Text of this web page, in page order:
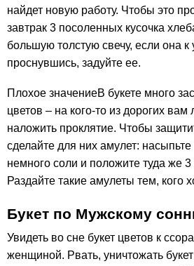
найдет новую работу. Чтобы это
завтрак 3 посоленных кусочка
большую толстую свечу, если она к
проснувшись, задуйте ее.
Плохое значениеВ букете много
цветов – на кого-то из дорогих вам
наложить проклятие. Чтобы
сделайте для них амулет:
немного соли и положите туда же
Раздайте такие амулеты тем, кого
Букет по Мужскому
Увидеть во сне букет цветов к
женщиной. Рвать, уничтожать